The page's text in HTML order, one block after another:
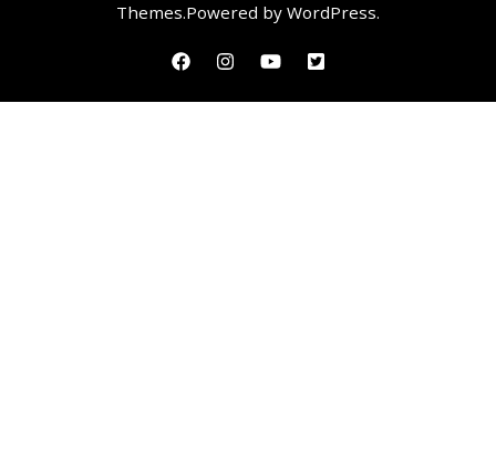
Themes.Powered by WordPress.